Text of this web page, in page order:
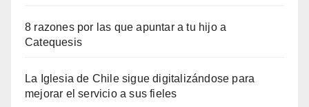
8 razones por las que apuntar a tu hijo a
Catequesis
La Iglesia de Chile sigue digitalizándose para
mejorar el servicio a sus fieles